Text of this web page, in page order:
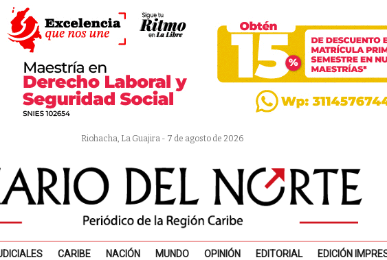
Riohacha, La Guajira - 7 de agosto de 2026
CARIBE NACIÓN MUNDO OPINIÓN EDITORIAL EDICIÓN